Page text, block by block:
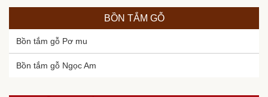
BỒN TẮM GỖ
Bồn tắm gỗ Pơ mu
Bồn tắm gỗ Ngọc Am